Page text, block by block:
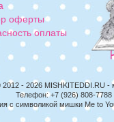
оферты
оплаты
2012 - 2026 MISHKITEDDI.RU -
Телефон:+7 (926) 808-7788
с символикой мишки Me to